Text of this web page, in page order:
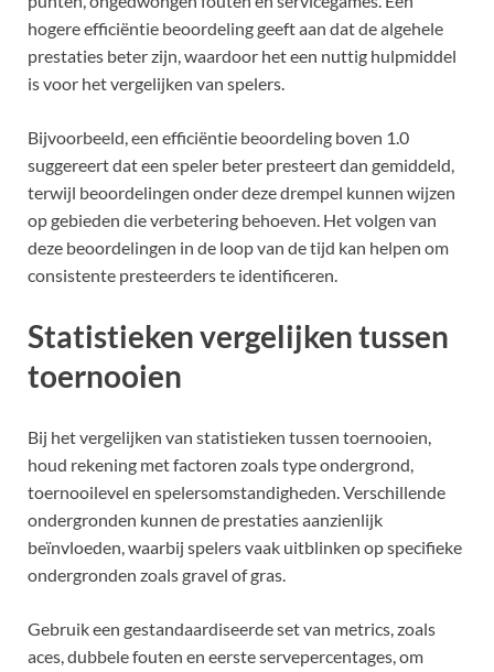
hogere efficiëntie beoordeling geeft aan dat de algehele
prestaties beter zijn, waardoor het een nuttig hulpmiddel
is voor het vergelijken van spelers.
Bijvoorbeeld, een efficiëntie beoordeling boven 1.0
suggereert dat een speler beter presteert dan gemiddeld,
terwijl beoordelingen onder deze drempel kunnen wijzen
op gebieden die verbetering behoeven. Het volgen van
deze beoordelingen in de loop van de tijd kan helpen om
consistente presteerders te identificeren.
Statistieken vergelijken tussen
toernooien
Bij het vergelijken van statistieken tussen toernooien,
houd rekening met factoren zoals type ondergrond,
toernooilevel en spelersomstandigheden. Verschillende
ondergronden kunnen de prestaties aanzienlijk
beïnvloeden, waarbij spelers vaak uitblinken op specifieke
ondergronden zoals gravel of gras.
Gebruik een gestandaardiseerde set van metrics, zoals
aces, dubbele fouten en eerste servepercentages, om